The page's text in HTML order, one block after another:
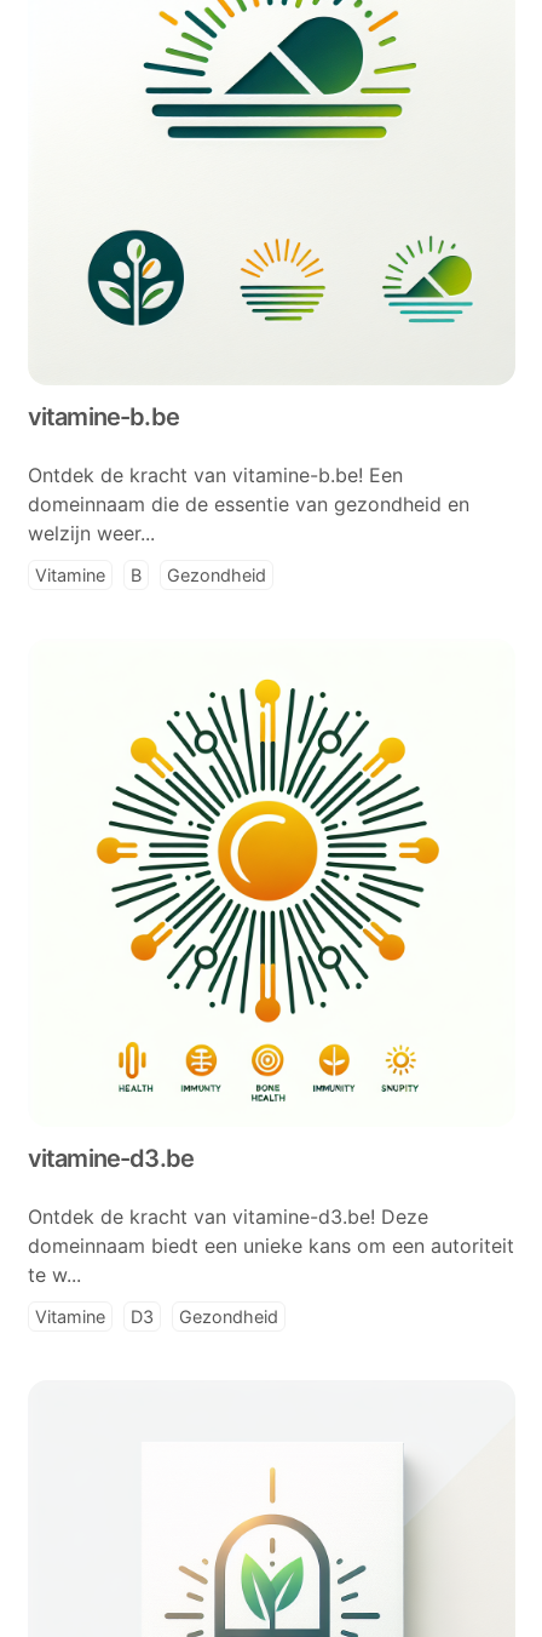
vitamine-b.be
Ontdek de kracht van vitamine-b.be! Een
domeinnaam die de essentie van gezondheid en
welzijn weer...
Vitamine B Gezondheid
vitamine-d3.be
Ontdek de kracht van vitamine-d3.be! Deze
domeinnaam biedt een unieke kans om een autoriteit
te w...
Vitamine D3 Gezondheid